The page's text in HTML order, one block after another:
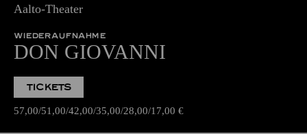
Aalto-Theater
WIEDERAUFNAHME
DON GIOVANNI
TICKETS
57,00 51,00 42,00 35,00 28,00 17,00 €